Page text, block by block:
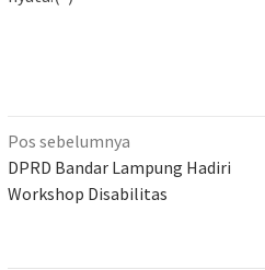
Navigasi
pos
Pos sebelumnya
DPRD Bandar Lampung Hadiri
Workshop Disabilitas